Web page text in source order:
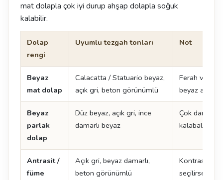
mat dolapla çok iyi durup ahşap dolapla soğuk
kalabilir.
Dolap
rengi
Uyumlu tezgah tonları Not
Beyaz
mat dolap
Calacatta / Statuario beyaz,
açık gri, beton görünümlü
Ferah ve
beyaz adada
Beyaz
parlak
dolap
Düz beyaz, açık gri, ince
damarlı beyaz
Çok damarlı
kalabalık
Antrasit /
füme
Açık gri, beyaz damarlı,
beton görünümlü
Kontrast
seçilirse